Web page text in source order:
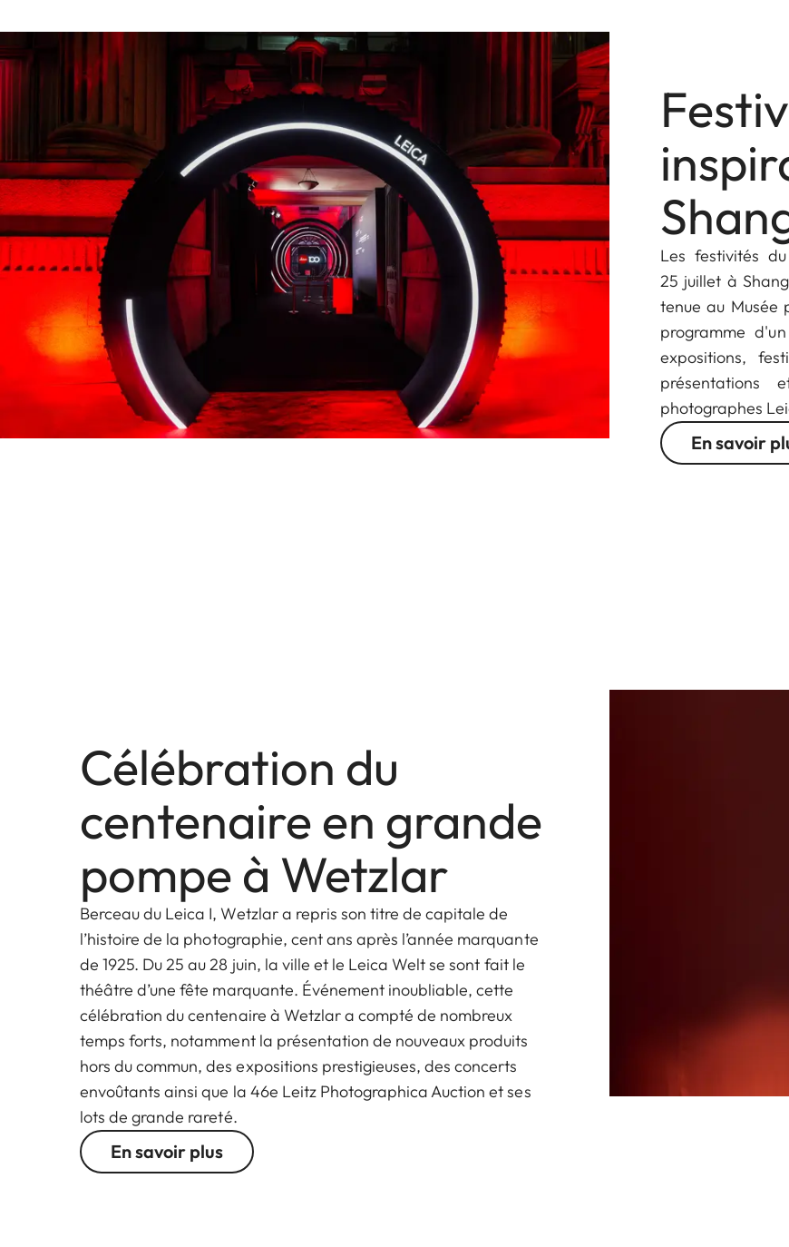
Les festivités
25 juillet à
tenue au Musée
programme
expositions,
présentations
photographes
En savoir
Célébration du
centenaire en grande
pompe à Wetzlar
Berceau du Leica I, Wetzlar a repris son titre de capitale de
l’histoire de la photographie, cent ans après l’année marquante
de 1925. Du 25 au 28 juin, la ville et le Leica Welt se sont fait le
théâtre d’une fête marquante. Événement inoubliable, cette
célébration du centenaire à Wetzlar a compté de nombreux
temps forts, notamment la présentation de nouveaux produits
hors du commun, des expositions prestigieuses, des concerts
envoûtants ainsi que la 46e Leitz Photographica Auction et ses
lots de grande rareté.
En savoir plus